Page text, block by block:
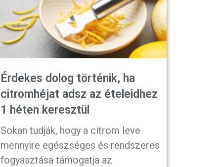
Érdekes dolog történik, ha
citromhéjat adsz az ételeidhez
1 héten keresztül
Sokan tudják, hogy a citrom leve
mennyire egészséges és rendszeres
fogyasztása támogatja az